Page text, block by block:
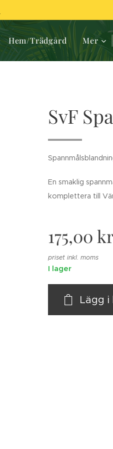
Hem/Trädgård Mer
SvF
En smaklig
komplettera till
175,00
priset inkl. moms
I lager
Lägg i